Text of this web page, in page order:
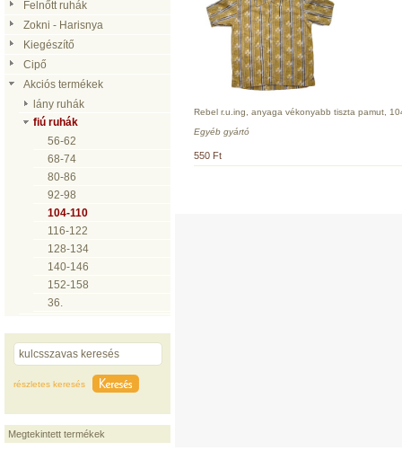
Felnőtt ruhák
Zokni - Harisnya
Kiegészítő
Cipő
Akciós termékek
lány ruhák
fiú ruhák
56-62
68-74
80-86
92-98
104-110
116-122
128-134
140-146
152-158
36.
részletes keresés
Megtekintett termékek
Rebel r.u.ing, anyaga vékonyabb tiszta pamut,
Egyéb gyártó
550 Ft